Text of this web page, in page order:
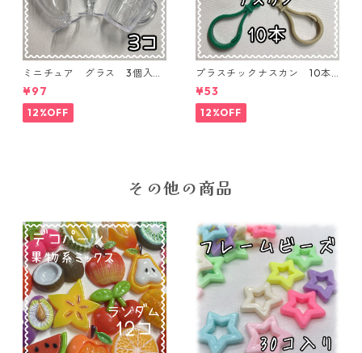
ミニチュア グラス 3個入り
【MNT-GLS-3P-01】
¥97
12%OFF
プラスチックナスカン 10本
入り【PK-10】
¥53
12%OFF
その他の商品